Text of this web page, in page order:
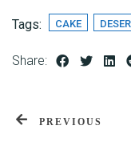
Tags: CAKE
Share:
PREVIOUS